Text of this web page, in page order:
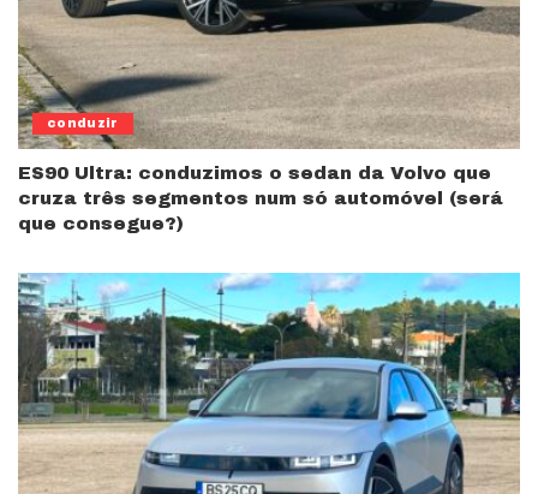
conduzir
ES90 Ultra: conduzimos o sedan da Volvo que
cruza três segmentos num só automóvel (será
que consegue?)